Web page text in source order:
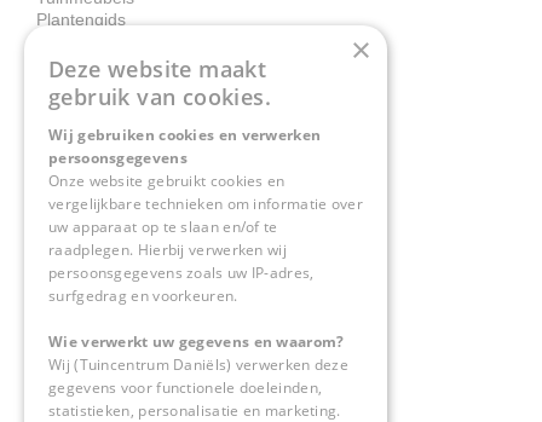
Plantengids
Contact
Tuincentrum Daniëls
Herkenbosserweg 4
6063 NL Vlodrop
0475-534298
info@tuincentrumdaniels.nl
×
Deze website maakt
gebruik van cookies.
Wij gebruiken cookies en verwerken
persoonsgegevens
Onze website gebruikt cookies en
vergelijkbare technieken om informatie over
uw apparaat op te slaan en/of te
raadplegen. Hierbij verwerken wij
persoonsgegevens zoals uw IP-adres,
surfgedrag en voorkeuren.
Wie verwerkt uw gegevens en waarom?
Wij (Tuincentrum Daniëls) verwerken deze
gegevens voor functionele doeleinden,
statistieken, personalisatie en marketing.